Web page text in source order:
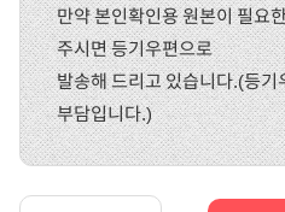
만약 본인확인용 원본이 필요
주시면 등기우편으로
발송해 드리고 있습니다.(등
부담입니다.)